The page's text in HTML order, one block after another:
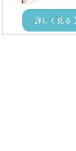
詳しく見る